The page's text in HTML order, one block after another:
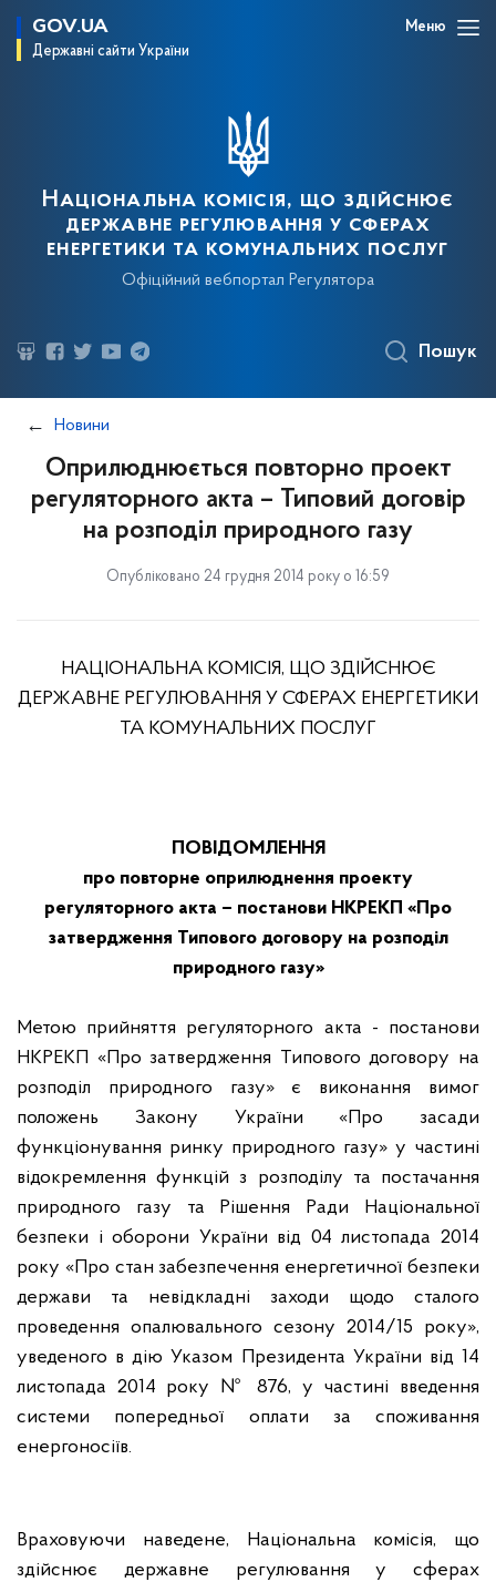
GOV.UA
Державні сайти України
Меню
Національна комісія, що здійснює
державне регулювання у сферах
енергетики та комунальних послуг
Офіційний вебпортал Регулятора
Пошук
Новини
Оприлюднюється повторно проект
регуляторного акта – Типовий договір
на розподіл природного газу
Опубліковано 24 грудня 2014 року о 16:59
НАЦІОНАЛЬНА КОМІСІЯ, ЩО ЗДІЙСНЮЄ
ДЕРЖАВНЕ РЕГУЛЮВАННЯ У СФЕРАХ ЕНЕРГЕТИКИ
ТА КОМУНАЛЬНИХ ПОСЛУГ
ПОВІДОМЛЕННЯ
про повторне оприлюднення проекту
регуляторного акта – постанови НКРЕКП «Про
затвердження Типового договору на розподіл
природного газу»
Метою прийняття регуляторного акта - постанови
НКРЕКП «Про затвердження Типового договору на
розподіл природного газу»
є виконання вимог
положень Закону України «Про засади
функціонування ринку природного газу» у частині
відокремлення функцій з розподілу та постачання
природного газу та Рішення Ради Національної
безпеки і оборони України від 04 листопада 2014
року «Про стан забезпечення енергетичної безпеки
держави та невідкладні заходи щодо сталого
проведення опалювального сезону 2014/15 року»,
уведеного в дію Указом Президента України від 14
листопада 2014 року № 876, у частині введення
системи попередньої оплати за споживання
енергоносіїв.
Враховуючи наведене, Національна комісія, що
здійснює державне регулювання у сферах